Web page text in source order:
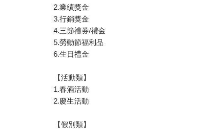
2.業績獎金
3.行銷獎金
4.三節禮券/禮金
5.勞動節福利品
6.生日禮金
【活動類】
1.春酒活動
2.慶生活動
【假別類】